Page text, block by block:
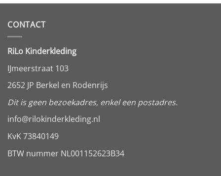
CONTACT
RiLo Kinderkleding
IJmeerstraat 103
2652 JP Berkel en Rodenrijs
Dit is geen bezoekadres, enkel een postadres.
info@rilokinderkleding.nl
KvK 73840149
BTW nummer NL001152623B34